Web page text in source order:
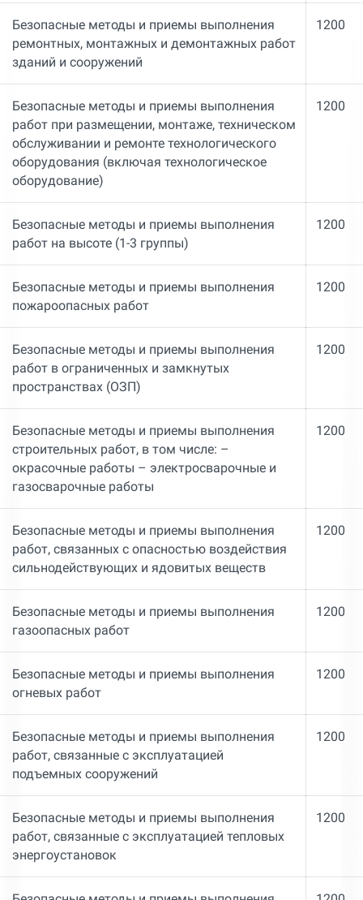
Безопасные методы и приемы выполнения
ремонтных, монтажных и демонтажных работ
зданий и сооружений
1200
Безопасные методы и приемы выполнения
работ при размещении, монтаже, техническом
обслуживании и ремонте технологического
оборудования (включая технологическое
оборудование)
1200
Безопасные методы и приемы выполнения
работ на высоте (1-3 группы)
1200
Безопасные методы и приемы выполнения
пожароопасных работ
1200
Безопасные методы и приемы выполнения
работ в ограниченных и замкнутых
пространствах (ОЗП)
1200
Безопасные методы и приемы выполнения
строительных работ, в том числе: –
окрасочные работы – электросварочные и
газосварочные работы
1200
Безопасные методы и приемы выполнения
работ, связанных с опасностью воздействия
сильнодействующих и ядовитых веществ
1200
Безопасные методы и приемы выполнения
газоопасных работ
1200
Безопасные методы и приемы выполнения
огневых работ
1200
Безопасные методы и приемы выполнения
работ, связанные с эксплуатацией
подъемных сооружений
1200
Безопасные методы и приемы выполнения
работ, связанные с эксплуатацией тепловых
энергоустановок
1200